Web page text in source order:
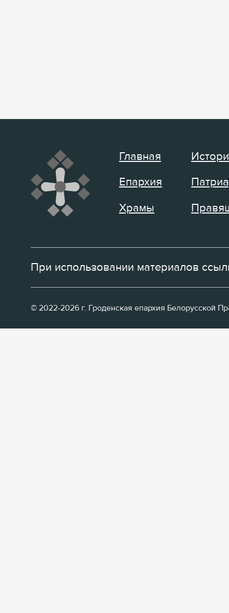
Главная
Епархия
Храмы
При использовании материалов
© 2022-2026 г. Гроденская епархия Белорусской